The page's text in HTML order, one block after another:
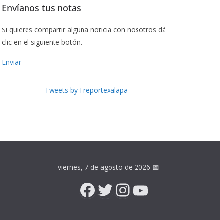
Envíanos tus notas
Si quieres compartir alguna noticia con nosotros dá
clic en el siguiente botón.
Enviar
Tweets by Freportexalapa
viernes, 7 de agosto de 2026 📅
Facebook
Twitter
Instagram
YouTube